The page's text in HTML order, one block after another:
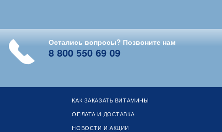
Остались вопросы? Позвоните нам
8 800 550 69 09
КАК ЗАКАЗАТЬ ВИТАМИНЫ
ОПЛАТА И ДОСТАВКА
НОВОСТИ И АКЦИИ